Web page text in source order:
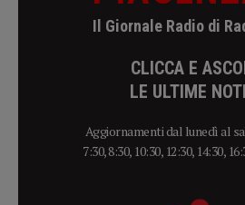
Il Giornale Radio di
CLICCA E
LE ULTIME
Aggiornamenti dal lunedì al
7:30, 8:30, 10:30, 12:30, 14:30,